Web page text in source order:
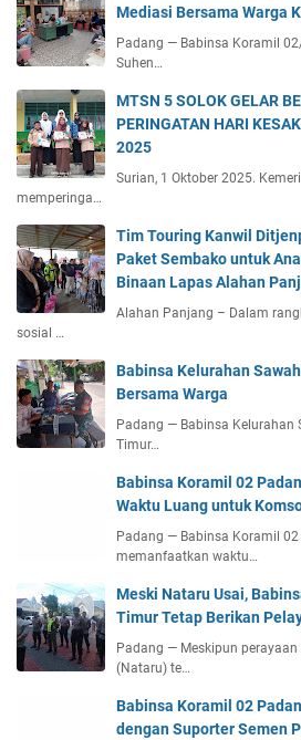
Mediasi Bersama Warga
Padang — Babinsa Koramil
Suhen…
MTSN 5 SOLOK GELAR
PERINGATAN HARI
2025
Surian, 1 Oktober 2025.
memperinga…
Tim Touring Kanwil
Paket Sembako untuk
Binaan Lapas Alahan
Alahan Panjang – Dalam
sosial …
Babinsa Kelurahan
Bersama Warga
Padang — Babinsa
Timur…
Babinsa Koramil 02
Waktu Luang untuk
Padang — Babinsa Koramil
memanfaatkan waktu…
Meski Nataru Usai,
Timur Tetap Berikan
Padang — Meskipun
(Nataru) te…
Babinsa Koramil 02
dengan Suporter Semen